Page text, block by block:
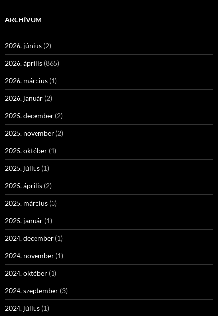
ARCHÍVUM
2026. június (2)
2026. április (865)
2026. március (1)
2026. január (2)
2025. december (2)
2025. november (2)
2025. október (1)
2025. július (1)
2025. április (2)
2025. március (3)
2025. január (1)
2024. december (1)
2024. november (1)
2024. október (1)
2024. szeptember (3)
2024. július (1)